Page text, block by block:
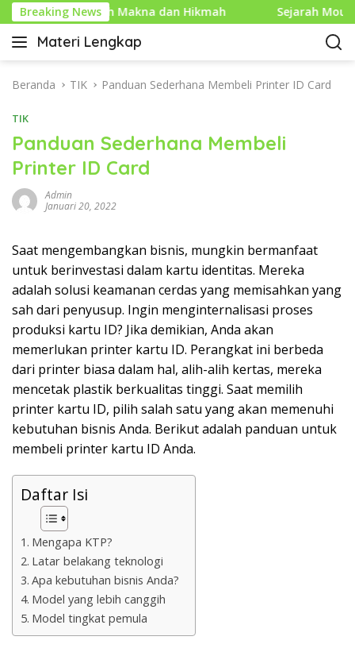
a
Breaking News
yang Penuh Makna dan Hikmah Sejarah Mouse
Materi Lengkap
I
f
e
n
d
d
a
n
L
e
n
g
k
a
p
Beranda TIK Panduan Sederhana Membeli Printer ID Card
TIK
Panduan Sederhana Membeli
Printer ID Card
Admin
Januari 20, 2022
Saat mengembangkan bisnis, mungkin bermanfaat
untuk berinvestasi dalam kartu identitas. Mereka
adalah solusi keamanan cerdas yang memisahkan yang
sah dari penyusup. Ingin menginternalisasi proses
produksi kartu ID? Jika demikian, Anda akan
memerlukan printer kartu ID. Perangkat ini berbeda
dari printer biasa dalam hal, alih-alih kertas, mereka
mencetak plastik berkualitas tinggi. Saat memilih
printer kartu ID, pilih salah satu yang akan memenuhi
kebutuhan bisnis Anda. Berikut adalah panduan untuk
membeli printer kartu ID Anda.
Daftar Isi
Mengapa KTP?
Latar belakang teknologi
Apa kebutuhan bisnis Anda?
Model yang lebih canggih
Model tingkat pemula